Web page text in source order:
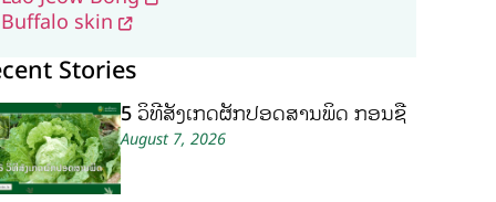
Buffalo skin
Stories
5 ວິທີສັງເກດຜັກປອດສານພິດ ກ່ອນຊື້
August 7, 2026